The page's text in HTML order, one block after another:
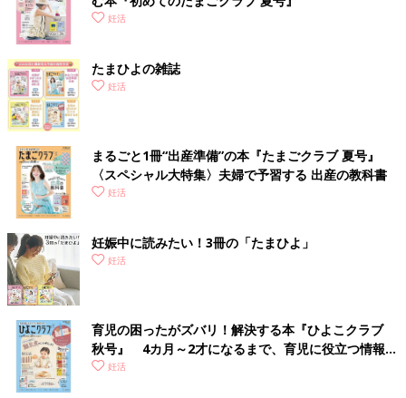
妊活
たまひよの雑誌
妊活
まるごと1冊“出産準備”の本『たまごクラブ 夏号』
〈スペシャル大特集〉夫婦で予習する 出産の教科書
妊活
妊娠中に読みたい！3冊の「たまひよ」
妊活
育児の困ったがズバリ！解決する本『ひよこクラブ
秋号』 4カ月～2才になるまで、育児に役立つ情報が
いっぱい！
妊活